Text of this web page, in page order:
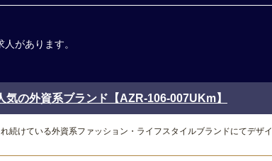
人があります。
の外資系ブランド【AZR-106-007UKm】
続けている外資系ファッション・ライフスタイルブランドにてデザイ